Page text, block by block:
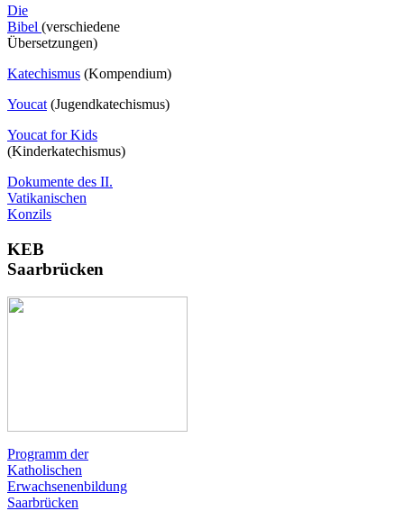
Die
Bibel (verschiedene
Übersetzungen)
Katechismus (Kompendium)
Youcat (Jugendkatechismus)
Youcat for Kids
(Kinderkatechismus)
Dokumente des II.
Vatikanischen
Konzils
KEB
Saarbrücken
Programm der
Katholischen
Erwachsenenbildung
Saarbrücken